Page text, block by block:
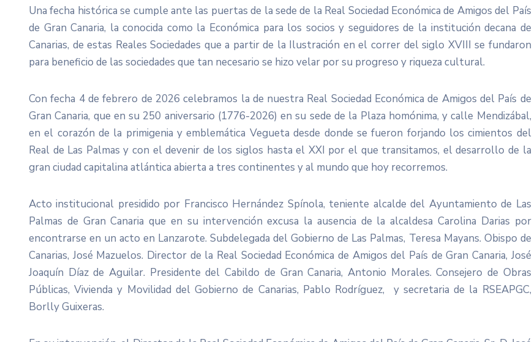
Una fecha histórica se cumple ante las puertas de la sede de la Real Sociedad Económica de Amigos del País
de Gran Canaria, la conocida como la Económica para los socios y seguidores de la institución decana de
Canarias, de estas Reales Sociedades que a partir de la Ilustración en el correr del siglo XVIII se fundaron
para beneficio de las sociedades que tan necesario se hizo velar por su progreso y riqueza cultural.
Con fecha 4 de febrero de 2026 celebramos la de nuestra Real Sociedad Económica de Amigos del País de
Gran Canaria, que en su 250 aniversario (1776-2026) en su sede de la Plaza homónima, y calle Mendizábal,
en el corazón de la primigenia y emblemática Vegueta desde donde se fueron forjando los cimientos del
Real de Las Palmas y con el devenir de los siglos hasta el XXI por el que transitamos, el desarrollo de la
gran ciudad capitalina atlántica abierta a tres continentes y al mundo que hoy recorremos.
Acto institucional presidido por Francisco Hernández Spínola, teniente alcalde del Ayuntamiento de Las
Palmas de Gran Canaria que en su intervención excusa la ausencia de la alcaldesa Carolina Darias por
encontrarse en un acto en Lanzarote. Subdelegada del Gobierno de Las Palmas, Teresa Mayans. Obispo de
Canarias, José Mazuelos. Director de la Real Sociedad Económica de Amigos del País de Gran Canaria, José
Joaquín Díaz de Aguilar. Presidente del Cabildo de Gran Canaria, Antonio Morales. Consejero de Obras
Públicas, Vivienda y Movilidad del Gobierno de Canarias, Pablo Rodríguez, y secretaria de la RSEAPGC,
Borlly Guixeras.